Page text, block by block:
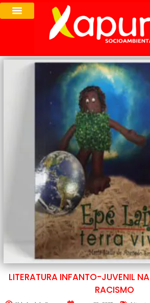
LITERATURA INFANTO-JUVENIL
RACISMO